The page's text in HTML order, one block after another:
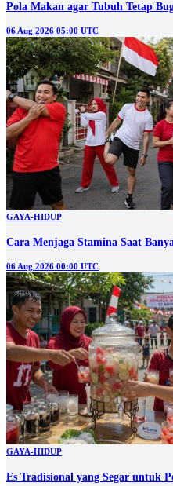
Pola Makan agar Tubuh Tetap
06 Aug 2026 05:00 UTC
GAYA-HIDUP
Cara Menjaga Stamina Saat
06 Aug 2026 00:00 UTC
GAYA-HIDUP
Es Tradisional yang Segar untuk